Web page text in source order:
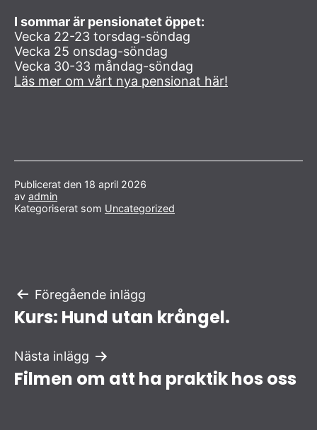
I sommar är pensionatet öppet:
Vecka 22-23 torsdag-söndag
Vecka 25 onsdag-söndag
Vecka 30-33 måndag-söndag
Läs mer om vårt nya pensionat här!
Publicerat den 18 april 2026
av admin
Kategoriserat som Uncategorized
Inläggsnavigering
Föregående inlägg
Kurs: Hund utan krångel.
Nästa inlägg
Filmen om att ha praktik hos oss